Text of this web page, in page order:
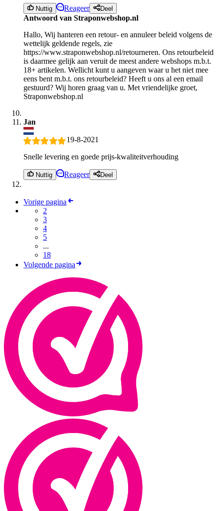
Nuttig Reageer Deel
Antwoord van Straponwebshop.nl
Hallo, Wij hanteren een retour- en annuleer beleid volgens de
wettelijk geldende regels, zie
https://www.straponwebshop.nl/retourneren. Ons retourbeleid
is daarmee gelijk aan veruit de meest andere webshops m.b.t.
18+ artikelen. Wellicht kunt u aangeven waar u het niet mee
eens bent m.b.t. ons retourbeleid? Heeft u ons al een email
gestuurd? Wij horen graag van u. Met vriendelijke groet,
Straponwebshop.nl
Jan
19-8-2021
Snelle levering en goede prijs-kwaliteitverhouding
Nuttig Reageer Deel
Vorige pagina
2
3
4
5
...
18
Volgende pagina